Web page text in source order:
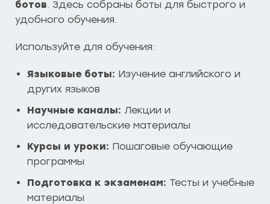
ботов. Здесь собраны боты для быстрого и
удобного обучения.
Используйте для обучения:
Языковые боты: Изучение английского и
других языков
Научные каналы: Лекции и
исследовательские материалы
Курсы и уроки: Пошаговые обучающие
программы
Подготовка к экзаменам: Тесты и учебные
материалы